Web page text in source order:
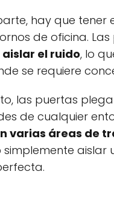
hay que tener
de oficina.
el ruido, lo
se requiere
las puertas
de cualquier
varias áreas de
aislar